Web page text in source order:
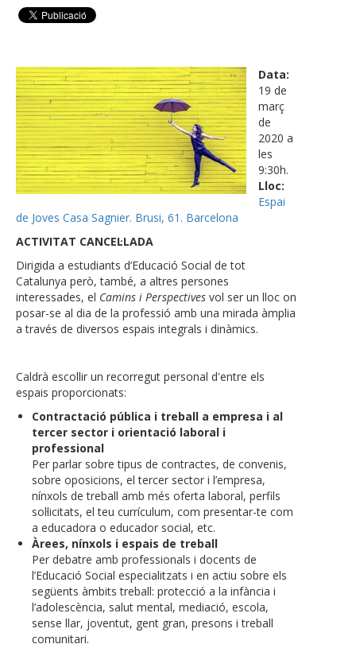
Data:
19 de
març
de
2020 a
les
9:30h.
Lloc:
Espai
de Joves Casa Sagnier. Brusi, 61. Barcelona
ACTIVITAT CANCEL·LADA
Dirigida a estudiants d’Educació Social de tot
Catalunya però, també, a altres persones
interessades, el Camins i Perspectives vol ser un lloc on
posar-se al dia de la professió amb una mirada àmplia
a través de diversos espais integrals i dinàmics.
Caldrà escollir un recorregut personal d'entre els
espais proporcionats:
Contractació pública i treball a empresa i al
tercer sector i orientació laboral i
professional
Per parlar sobre tipus de contractes, de convenis,
sobre oposicions, el tercer sector i l’empresa,
nínxols de treball amb més oferta laboral, perfils
sol·licitats, el teu currículum, com presentar-te com
a educadora o educador social, etc.
Àrees, nínxols i espais de treball
Per debatre amb professionals i docents de
l’Educació Social especialitzats i en actiu sobre els
següents àmbits treball: protecció a la infància i
l’adolescència, salut mental, mediació, escola,
sense llar, joventut, gent gran, presons i treball
comunitari.